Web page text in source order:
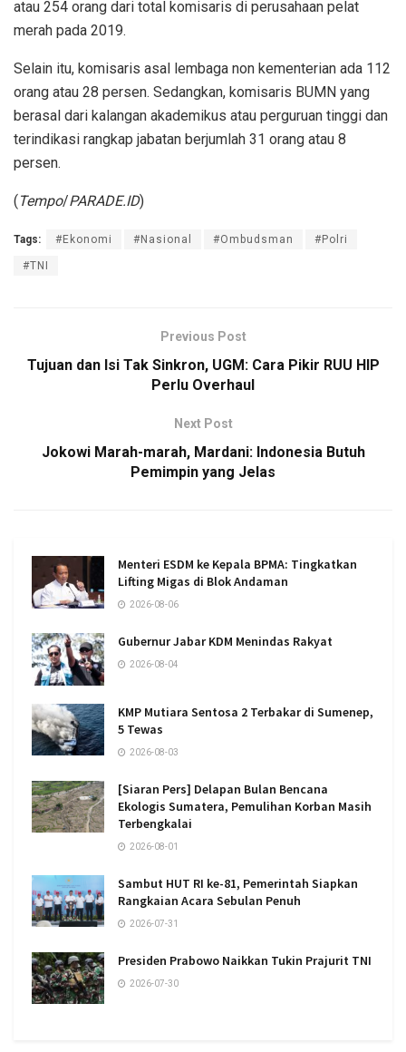
atau 254 orang dari total komisaris di perusahaan pelat
merah pada 2019.
Selain itu, komisaris asal lembaga non kementerian ada 112
orang atau 28 persen. Sedangkan, komisaris BUMN yang
berasal dari kalangan akademikus atau perguruan tinggi dan
terindikasi rangkap jabatan berjumlah 31 orang atau 8
persen.
( Tempo/PARADE.ID)
Tags: #Ekonomi #Nasional #Ombudsman #Polri
#TNI
Previous Post
Tujuan dan Isi Tak Sinkron, UGM: Cara Pikir RUU HIP
Perlu Overhaul
Next Post
Jokowi Marah-marah, Mardani: Indonesia Butuh
Pemimpin yang Jelas
Menteri ESDM ke Kepala BPMA: Tingkatkan
Lifting Migas di Blok Andaman
2026-08-06
Gubernur Jabar KDM Menindas Rakyat
2026-08-04
KMP Mutiara Sentosa 2 Terbakar di Sumenep,
5 Tewas
2026-08-03
[Siaran Pers] Delapan Bulan Bencana
Ekologis Sumatera, Pemulihan Korban Masih
Terbengkalai
2026-08-01
Sambut HUT RI ke-81, Pemerintah Siapkan
Rangkaian Acara Sebulan Penuh
2026-07-31
Presiden Prabowo Naikkan Tukin Prajurit TNI
2026-07-30